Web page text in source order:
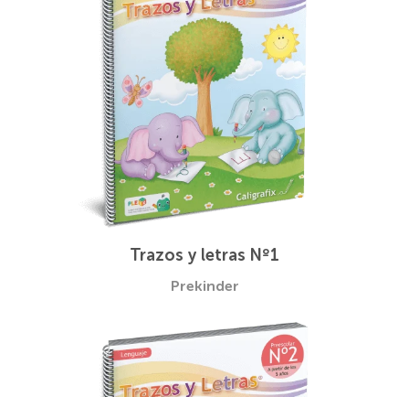
Trazos y letras Nº1
Prekinder